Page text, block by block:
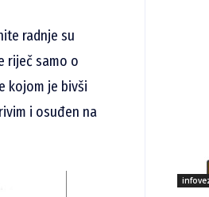
radnje su
riječ samo o
kojom je bivši
i osuđen na